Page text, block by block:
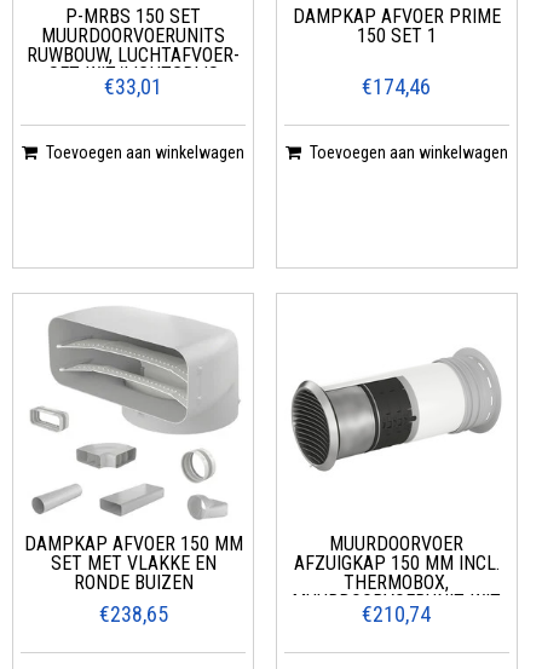
P-MRBS 150 SET
MUURDOORVOERUNITS
RUWBOUW, LUCHTAFVOER-
SET, WIT/LICHTGRIJS
€33,01
Toevoegen aan winkelwagen
DAMPKAP AFVOER PRIME
150 SET 1
€174,46
Toevoegen aan winkelwagen
DAMPKAP AFVOER 150 MM
SET MET VLAKKE EN
RONDE BUIZEN
€238,65
MUURDOORVOER
AFZUIGKAP 150 MM INCL.
THERMOBOX,
MUURDOORVOERUNIT, WIT,
ROESTVRIJ STAAL
€210,74